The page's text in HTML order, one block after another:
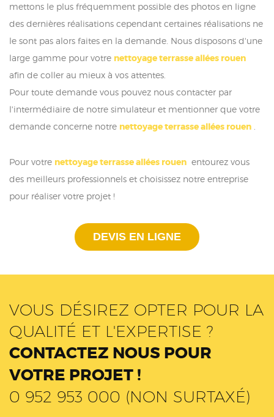
mettons le plus fréquemment possible des photos en ligne
des dernières réalisations cependant certaines réalisations ne
le sont pas alors faites en la demande. Nous disposons d'une
large gamme pour votre nettoyage terrasse allées rouen
afin de coller au mieux à vos attentes.
Pour toute demande vous pouvez nous contacter par
l'intermédiaire de notre simulateur et mentionner que votre
demande concerne notre nettoyage terrasse allées rouen
Pour votre nettoyage terrasse allées rouen entourez vous
des meilleurs professionnels et choisissez notre entreprise
pour réaliser votre projet !
DEVIS EN LIGNE
VOUS DÉSIREZ OPTER POUR LA
QUALITÉ ET L'EXPERTISE ?
CONTACTEZ NOUS POUR
VOTRE PROJET !
0 952 953 000 (NON SURTAXÉ)